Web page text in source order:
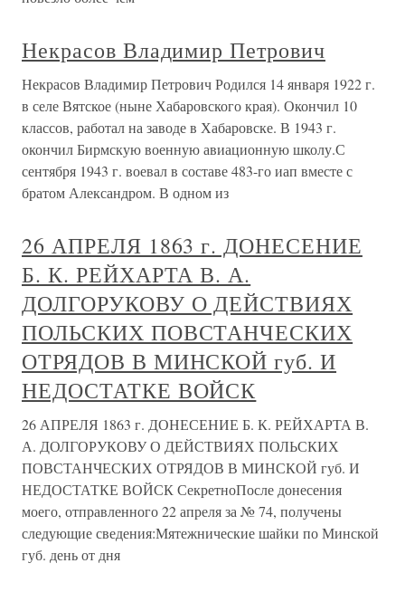
Некрасов Владимир Петрович
Некрасов Владимир Петрович Родился 14 января 1922 г.
в селе Вятское (ныне Хабаровского края). Окончил 10
классов, работал на заводе в Хабаровске. В 1943 г.
окончил Бирмскую военную авиационную школу.С
сентября 1943 г. воевал в составе 483-го иап вместе с
братом Александром. В одном из
26 АПРЕЛЯ 1863 г. ДОНЕСЕНИЕ
Б. К. РЕЙХАРТА В. А.
ДОЛГОРУКОВУ О ДЕЙСТВИЯХ
ПОЛЬСКИХ ПОВСТАНЧЕСКИХ
ОТРЯДОВ В МИНСКОЙ губ. И
НЕДОСТАТКЕ ВОЙСК
26 АПРЕЛЯ 1863 г. ДОНЕСЕНИЕ Б. К. РЕЙХАРТА В.
А. ДОЛГОРУКОВУ О ДЕЙСТВИЯХ ПОЛЬСКИХ
ПОВСТАНЧЕСКИХ ОТРЯДОВ В МИНСКОЙ губ. И
НЕДОСТАТКЕ ВОЙСК СекретноПосле донесения
моего, отправленного 22 апреля за № 74, получены
следующие сведения:Мятежнические шайки по Минской
губ. день от дня